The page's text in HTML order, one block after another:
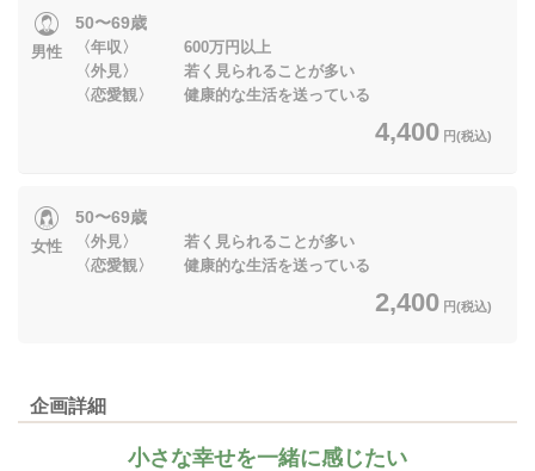
男性
50〜69歳
〈年収〉 600万円以上
〈外見〉 若く見られることが多い
〈恋愛観〉 健康的な生活を送っている
4,400 円(税込)
女性
50〜69歳
〈外見〉 若く見られることが多い
〈恋愛観〉 健康的な生活を送っている
2,400 円(税込)
企画詳細
小さな幸せを一緒に感じたい